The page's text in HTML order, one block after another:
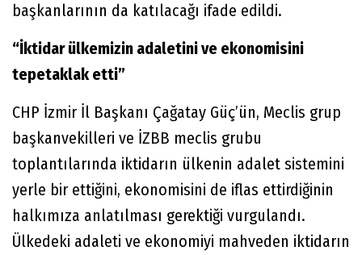
başkanlarının da katılacağı ifade edildi.
“İktidar ülkemizin adaletini ve ekonomisini
tepetaklak etti”
CHP İzmir İl Başkanı Çağatay Güç’ün, Meclis grup
başkanvekilleri ve İZBB meclis grubu
toplantılarında iktidarın ülkenin adalet sistemini
yerle bir ettiğini, ekonomisini de iflas ettirdiğinin
halkımıza anlatılması gerektiği vurgulandı.
Ülkedeki adaleti ve ekonomiyi mahveden iktidarın